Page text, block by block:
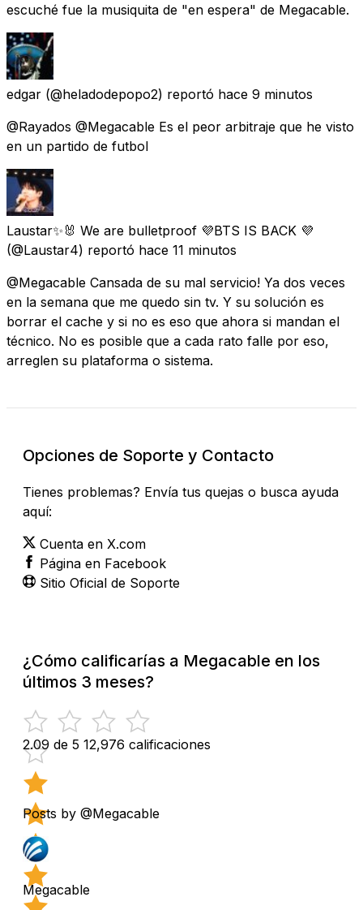
escuché fue la musiquita de "en espera" de Megacable.
edgar (@heladodepopo2) reportó hace 9 minutos
@Rayados @Megacable Es el peor arbitraje que he visto
en un partido de futbol
Laustar✨🐰 We are bulletproof 💜BTS IS BACK 💜
(@Laustar4) reportó hace 11 minutos
@Megacable Cansada de su mal servicio! Ya dos veces
en la semana que me quedo sin tv. Y su solución es
borrar el cache y si no es eso que ahora si mandan el
técnico. No es posible que a cada rato falle por eso,
arreglen su plataforma o sistema.
Opciones de Soporte y Contacto
Tienes problemas? Envía tus quejas o busca ayuda
aquí:
Cuenta en X.com
Página en Facebook
Sitio Oficial de Soporte
¿Cómo calificarías a Megacable en los
últimos 3 meses?
2.09 de 5 12,976 calificaciones
Posts by @Megacable
Megacable